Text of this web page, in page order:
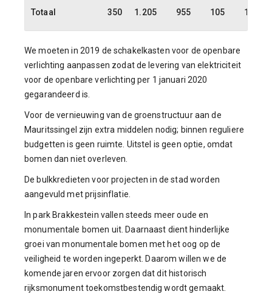
Totaal 350 1.205 955 105 105
We moeten in 2019 de schakelkasten voor de openbare
verlichting aanpassen zodat de levering van elektriciteit
voor de openbare verlichting per 1 januari 2020
gegarandeerd is.
Voor de vernieuwing van de groenstructuur aan de
Mauritssingel zijn extra middelen nodig; binnen reguliere
budgetten is geen ruimte. Uitstel is geen optie, omdat
bomen dan niet overleven.
De bulkkredieten voor projecten in de stad worden
aangevuld met prijsinflatie.
In park Brakkestein vallen steeds meer oude en
monumentale bomen uit. Daarnaast dient hinderlijke
groei van monumentale bomen met het oog op de
veiligheid te worden ingeperkt. Daarom willen we de
komende jaren ervoor zorgen dat dit historisch
rijksmonument toekomstbestendig wordt gemaakt.